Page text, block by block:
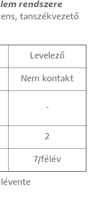
rendszere
tanszékvezető
Levelező
Nem kontakt
-
2
7/félév